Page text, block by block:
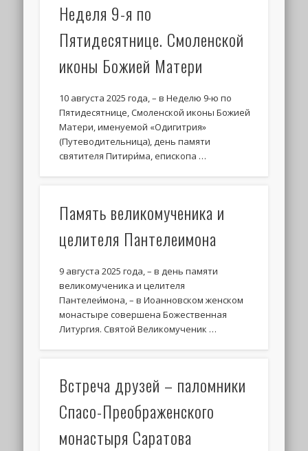
Неделя 9-я по
Пятидесятнице. Смоленской
иконы Божией Матери
10 августа 2025 года, – в Неделю 9-ю по
Пятидесятнице, Смоленской иконы Божией
Матери, именуемой «Одигитрия»
(Путеводительница), день памяти
святителя Питири́ма, епископа …
Память великомученика и
целителя Пантелеимона
9 августа 2025 года, – в день памяти
великомученика и целителя
Пантелеи́мона, – в Иоанновском женском
монастыре совершена Божественная
Литургия. Святой Великомученик …
Встреча друзей – паломники
Спасо-Преображенского
монастыря Саратова